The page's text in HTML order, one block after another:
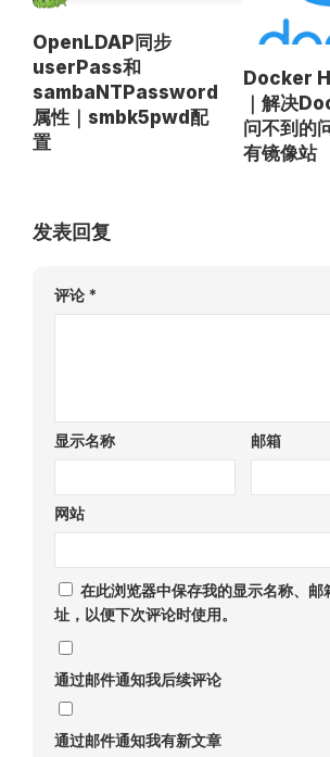
OpenLDAP同步
userPass和
sambaNTPassword
属性｜smbk5pwd配
置
Docker
｜解决
问不到的
有镜像站
发表回复
评论 *
显示名称 邮箱
网站
在此浏览器中保存我的显示名称、邮
址，以便下次评论时使用。
通过邮件通知我后续评论
通过邮件通知我有新文章